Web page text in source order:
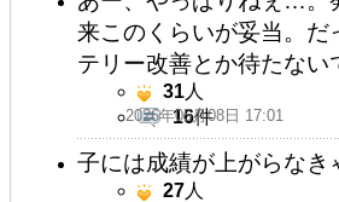
来このくらいが妥当。だ
テリー改善とか待たない
2026年05月08日 17:01
31人
16件
子には成績が上がらなき
27人